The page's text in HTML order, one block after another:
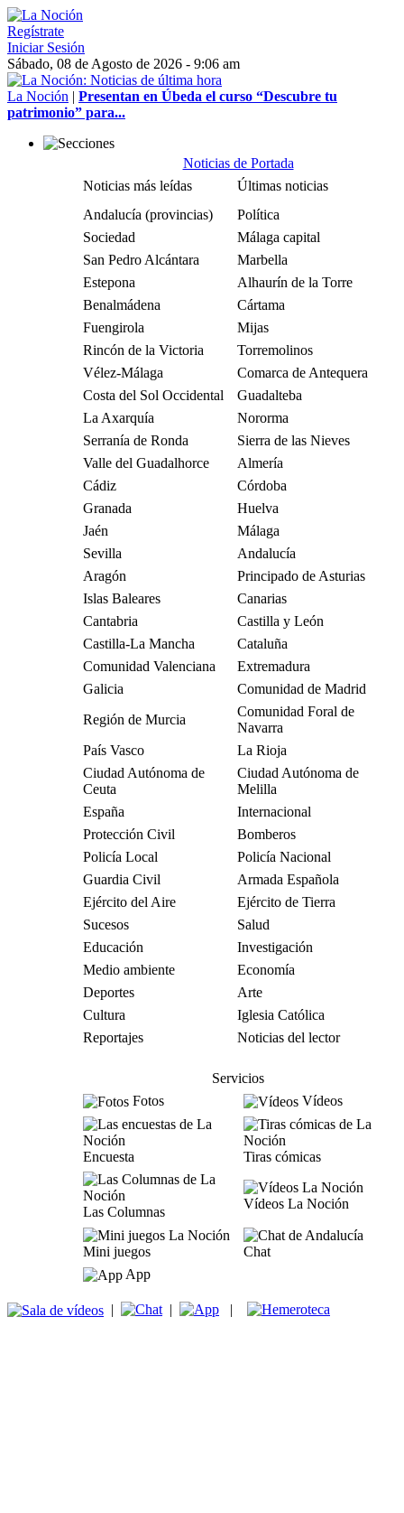
Regístrate
Iniciar Sesión
Sábado, 08 de Agosto de 2026 - 9:06 am
La Noción | Presentan en Úbeda el curso “Descubre tu
patrimonio” para...
Noticias de Portada
Noticias más leídas
Últimas noticias
Andalucía (provincias)
Política
Sociedad
Málaga capital
San Pedro Alcántara
Marbella
Estepona
Alhaurín de la Torre
Benalmádena
Cártama
Fuengirola
Mijas
Rincón de la Victoria
Torremolinos
Vélez-Málaga
Comarca de Antequera
Costa del Sol Occidental
Guadalteba
La Axarquía
Nororma
Serranía de Ronda
Sierra de las Nieves
Valle del Guadalhorce
Almería
Cádiz
Córdoba
Granada
Huelva
Jaén
Málaga
Sevilla
Andalucía
Aragón
Principado de Asturias
Islas Baleares
Canarias
Cantabria
Castilla y León
Castilla-La Mancha
Cataluña
Comunidad Valenciana
Extremadura
Galicia
Comunidad de Madrid
Región de Murcia
Comunidad Foral de
Navarra
País Vasco
La Rioja
Ciudad Autónoma de
Ceuta
Ciudad Autónoma de
Melilla
España
Internacional
Protección Civil
Bomberos
Policía Local
Policía Nacional
Guardia Civil
Armada Española
Ejército del Aire
Ejército de Tierra
Sucesos
Salud
Educación
Investigación
Medio ambiente
Economía
Deportes
Arte
Cultura
Iglesia Católica
Reportajes
Noticias del lector
Servicios
Fotos
Vídeos
Encuesta Tiras cómicas
Las Columnas
Vídeos La Noción
Mini juegos
Chat
App
| | |